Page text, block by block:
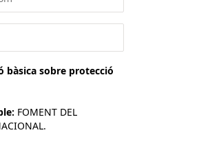
bàsica sobre protecció
FOMENT DEL